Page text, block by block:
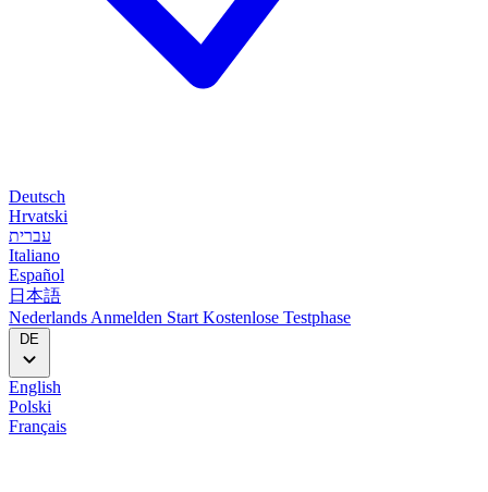
Deutsch
Hrvatski
עברית
Italiano
Español
日本語
Nederlands Anmelden Start Kostenlose Testphase
DE
English
Polski
Français